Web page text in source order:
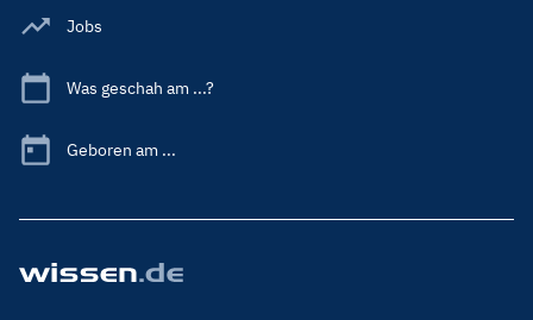
Jobs
Was geschah am ...?
Geboren am ...